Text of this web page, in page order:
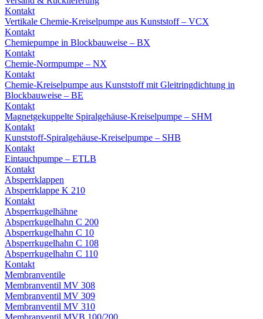
Kontakt
Vertikale Chemie-Kreiselpumpe aus Kunststoff – VCX
Kontakt
Chemiepumpe in Blockbauweise – BX
Kontakt
Chemie-Normpumpe – NX
Kontakt
Chemie-Kreiselpumpe aus Kunststoff mit Gleitringdichtung in
Blockbauweise – BE
Kontakt
Magnetgekuppelte Spiralgehäuse-Kreiselpumpe – SHM
Kontakt
Kunststoff-Spiralgehäuse-Kreiselpumpe – SHB
Kontakt
Eintauchpumpe – ETLB
Kontakt
Absperrklappen
Absperrklappe K 210
Kontakt
Absperrkugelhähne
Absperrkugelhahn C 200
Absperrkugelhahn C 10
Absperrkugelhahn C 108
Absperrkugelhahn C 110
Kontakt
Membranventile
Membranventil MV 308
Membranventil MV 309
Membranventil MV 310